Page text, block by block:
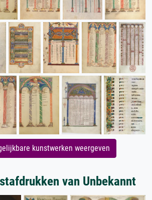
kunstwerken weergeven
van Unbekannt